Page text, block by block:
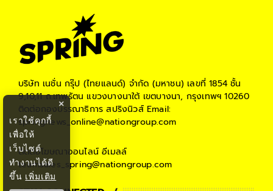
บริษัท เนชั่น กรุ๊ป (ไทยแลนด์) จำกัด (มหาชน) เลขที่ 1854 ชั้น
9,10,11 ถ.เทพรัตน แขวงบางนาใต้ เขตบางนา, กรุงเทพฯ 10260
ติดต่อกองบรรณาธิการ สปริงนิวส์Email:
springnews_online@nationgroup.com
ติดต่อโฆษณาออนไลน์ อีเมลล์
teamsales_spring@nationgroup.com
×
เราใช้คุกกี้
เพื่อให้
เว็บไซต์
ทำงานได้ดี
ขึ้น เพิ่มเติม